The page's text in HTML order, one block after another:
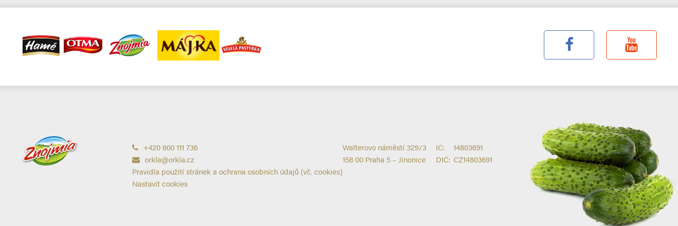
+420 800 111 736
orkla@orkla.cz
Pravidla použití stránek a ochrana osobních údajů (vč. cookies)
Nastavit cookies
Walterovo náměstí 329/3
158 00 Praha 5 – Jinonice
IČ:
14803691
DIČ: CZ14803691